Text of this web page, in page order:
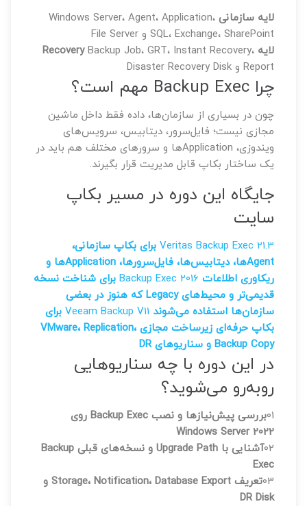
لایه سازمانی Windows Server، Agent، Application،
SQL، Exchange، SharePoint و File Server
لایه Recovery Backup Job، GRT، Instant Recovery،
Report و Disaster Recovery Disk
چرا Backup Exec مهم است؟
چون در بسیاری از سازمان‌ها، داده فقط داخل ماشین
مجازی نیست؛ فایل‌سرور، دیتابیس، سرویس‌های
ویندوزی، Applicationها و سرورهای مختلف هم باید در
یک ساختار بکاپ قابل مدیریت قرار بگیرند.
جایگاه این دوره در مسیر بکاپ
سایت
Veritas Backup Exec 21.3 برای بکاپ سازمانی،
Agentها، دیتابیس‌ها، فایل‌سرورها، Applicationها و
ریکاوری اطلاعات Backup Exec 2016 برای شناخت نسخه
قدیمی‌تر و محیط‌های Legacy که هنوز در بعضی
سازمان‌ها استفاده می‌شوند Veeam Backup V11 برای
بکاپ حرفه‌ای زیرساخت مجازی VMware، Replication،
Backup Copy و سناریوهای DR
در این دوره با چه سناریوهایی
روبه‌رو می‌شوید؟
01
بررسی پیش‌نیازها و نصب Backup Exec روی
Windows Server 2022
02
آشنایی با Upgrade Path و نسخه‌های قبلی Backup
Exec
03
تعریف Storage، Notification، Database Export و
DR Disk